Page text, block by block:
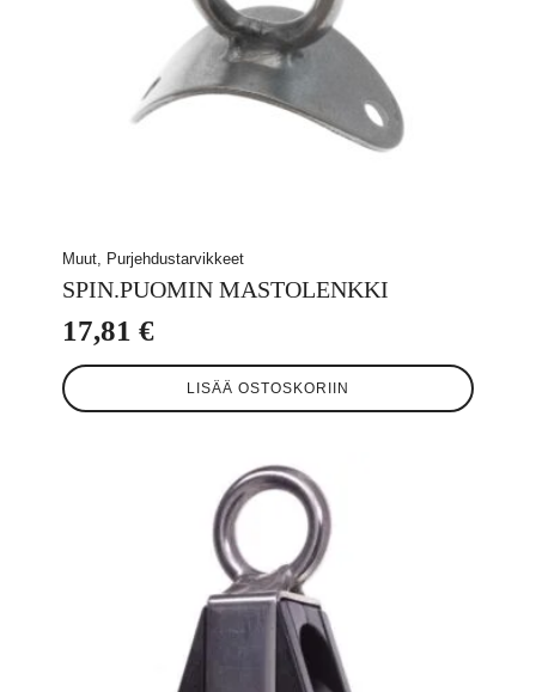
Muut, Purjehdustarvikkeet
SPIN.PUOMIN MASTOLENKKI
17,81 €
LISÄÄ OSTOSKORIIN